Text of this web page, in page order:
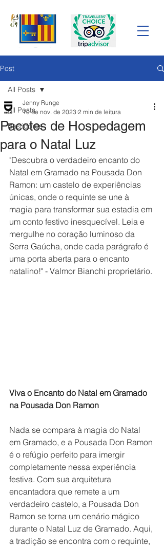
Post
All Posts
Bastidores
All Posts
Pacotes de Hospedagem
para o Natal Luz
Jenny Runge
10 de nov. de 2023 2 min de leitura
"Descubra o verdadeiro encanto do
Natal em Gramado na Pousada Don
Ramon: um castelo de experiências
únicas, onde o requinte se une à
magia para transformar sua estadia em
um conto festivo inesquecível. Leia e
mergulhe no coração luminoso da
Serra Gaúcha, onde cada parágrafo é
uma porta aberta para o encanto
natalino!" - Valmor Bianchi proprietário.
Viva o Encanto do Natal em Gramado
na Pousada Don Ramon
Nada se compara à magia do Natal
em Gramado, e a Pousada Don Ramon
é o refúgio perfeito para imergir
completamente nessa experiência
festiva. Com sua arquitetura
encantadora que remete a um
verdadeiro castelo, a Pousada Don
Ramon se torna um cenário mágico
durante o Natal Luz de Gramado. Aqui,
a tradição se encontra com o requinte,